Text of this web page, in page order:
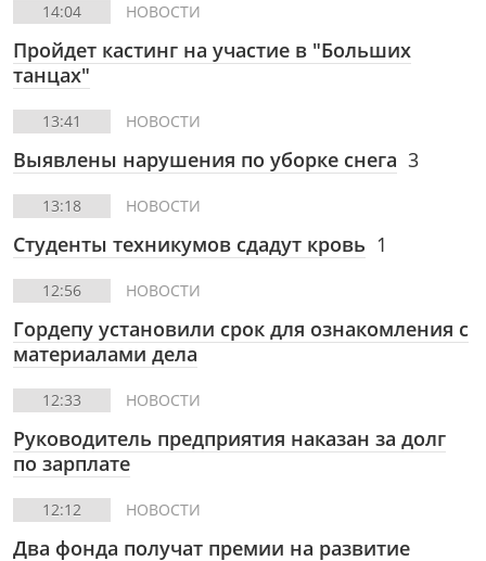
14:04 НОВОСТИ
Пройдет кастинг на участие в "Больших
танцах"
13:41 НОВОСТИ
Выявлены нарушения по уборке снега 3
13:18 НОВОСТИ
Студенты техникумов сдадут кровь 1
12:56 НОВОСТИ
Гордепу установили срок для ознакомления с
материалами дела
12:33 НОВОСТИ
Руководитель предприятия наказан за долг
по зарплате
12:12 НОВОСТИ
Два фонда получат премии на развитие